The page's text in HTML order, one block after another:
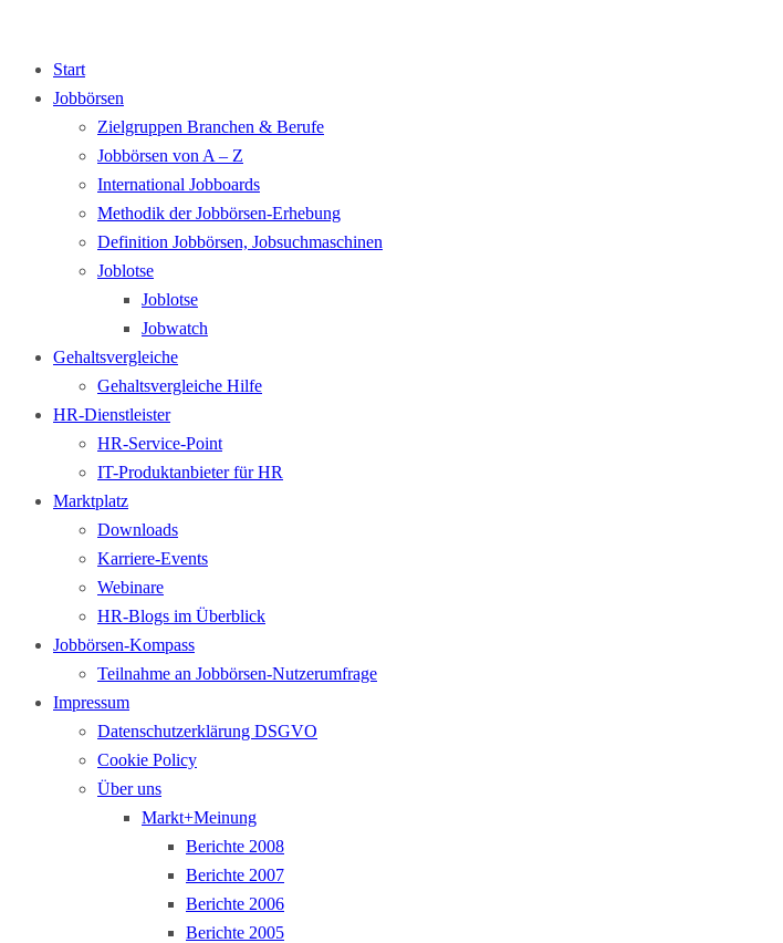
Start
Jobbörsen
Zielgruppen Branchen & Berufe
Jobbörsen von A – Z
International Jobboards
Methodik der Jobbörsen-Erhebung
Definition Jobbörsen, Jobsuchmaschinen
Joblotse
Joblotse
Jobwatch
Gehaltsvergleiche
Gehaltsvergleiche Hilfe
HR-Dienstleister
HR-Service-Point
IT-Produktanbieter für HR
Marktplatz
Downloads
Karriere-Events
Webinare
HR-Blogs im Überblick
Jobbörsen-Kompass
Teilnahme an Jobbörsen-Nutzerumfrage
Impressum
Datenschutzerklärung DSGVO
Cookie Policy
Über uns
Markt+Meinung
Berichte 2008
Berichte 2007
Berichte 2006
Berichte 2005